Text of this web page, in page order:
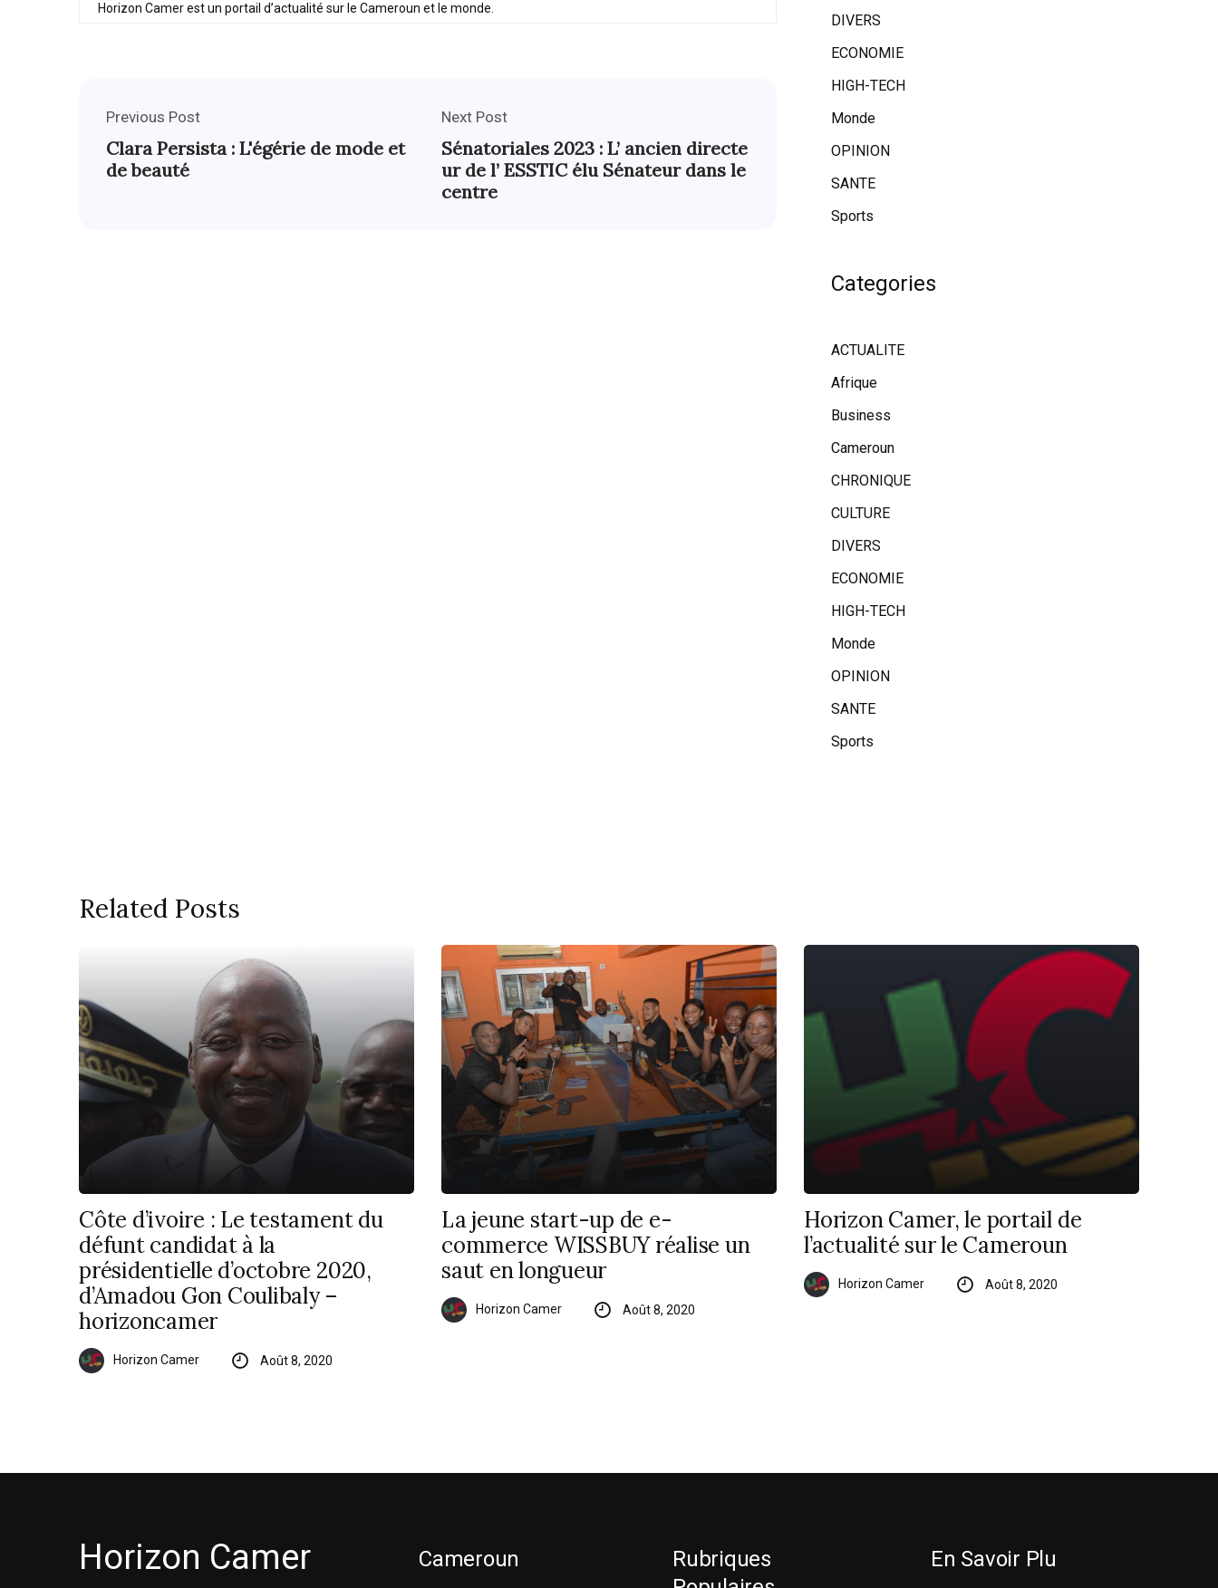
Horizon Camer est un portail d’actualité sur le Cameroun et le monde.
Previous Post
Clara Persista : L'égérie de mode et
de beauté
Next Post
Sénatoriales 2023 : L’ ancien directe
ur de l’ ESSTIC élu Sénateur dans le
centre
DIVERS
ECONOMIE
HIGH-TECH
Monde
OPINION
SANTE
Sports
Categories
ACTUALITE
Afrique
Business
Cameroun
CHRONIQUE
CULTURE
DIVERS
ECONOMIE
HIGH-TECH
Monde
OPINION
SANTE
Sports
Related Posts
Côte d’ivoire : Le testament du
défunt candidat à la
présidentielle d’octobre 2020,
d’Amadou Gon Coulibaly –
horizoncamer
Horizon Camer Août 8, 2020
La jeune start-up de e-
commerce WISSBUY réalise un
saut en longueur
Horizon Camer Août 8, 2020
Horizon Camer, le portail de
l’actualité sur le Cameroun
Horizon Camer Août 8, 2020
Horizon Camer Cameroun
Rubriques
En Savoir Plu